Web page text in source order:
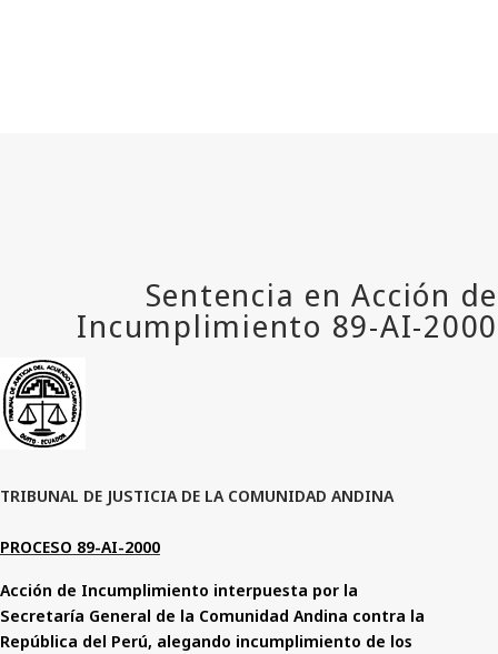
TRIBUNAL DE JUSTICIA DE LA COMUNIDAD ANDINA
PROCESO 89-AI-2000
Acción de Incumplimiento interpuesta por la
Secretaría General de la Comunidad Andina contra la
República del Perú, alegando incumplimiento de los